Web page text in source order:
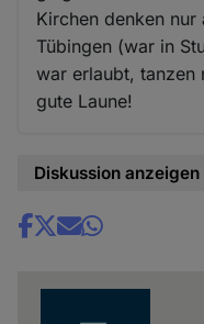
Kirchen denken nur
Tübingen (war in
war erlaubt, tanzen
gute Laune!
Diskussion anzeigen
Share